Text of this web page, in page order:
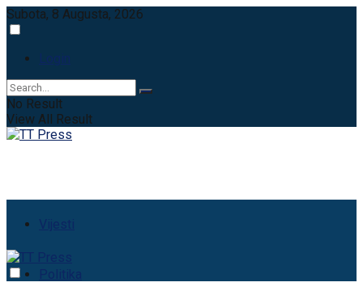
Subota, 8 Augusta, 2026
Login
No Result
View All Result
Vijesti
Politika